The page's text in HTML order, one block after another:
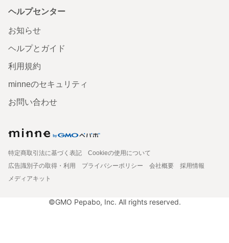
ヘルプセンター
お知らせ
ヘルプとガイド
利用規約
minneのセキュリティ
お問い合わせ
特定商取引法に基づく表記
Cookieの使用について
広告識別子の取得・利用
プライバシーポリシー 会社概要
採用情報
メディアキット
©GMO Pepabo, Inc. All rights reserved.